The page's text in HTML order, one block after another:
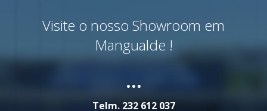
Visite o nosso Showroom em
Mangualde !
...
Telm. 232 612 037